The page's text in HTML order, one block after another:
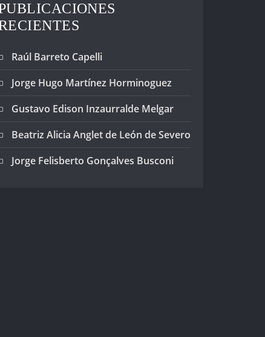
Raúl Barreto Capelli
Jorge Hugo Martínez Horminoguez
Gustavo Edison Inzaurralde Melgar
Beatriz Alicia Anglet de León de Severo
Jorge Felisberto Gonçalves Busconi